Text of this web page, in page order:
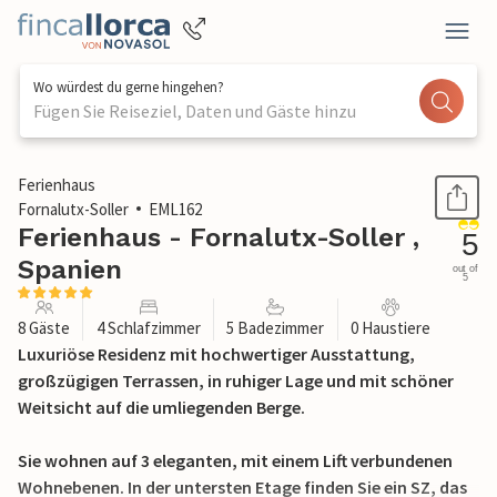
Wo würdest du gerne hingehen?
Fügen Sie Reiseziel, Daten und Gäste hinzu
1 / 58
Ferienhaus
Fornalutx-Soller
EML162
Ferienhaus - Fornalutx-Soller ,
Spanien
5
out of
5
8 Gäste 4 Schlafzimmer 5 Badezimmer 0 Haustiere
Luxuriöse Residenz mit hochwertiger Ausstattung,
großzügigen Terrassen, in ruhiger Lage und mit schöner
Weitsicht auf die umliegenden Berge.
Sie wohnen auf 3 eleganten, mit einem Lift verbundenen
Wohnebenen. In der untersten Etage finden Sie ein SZ, das